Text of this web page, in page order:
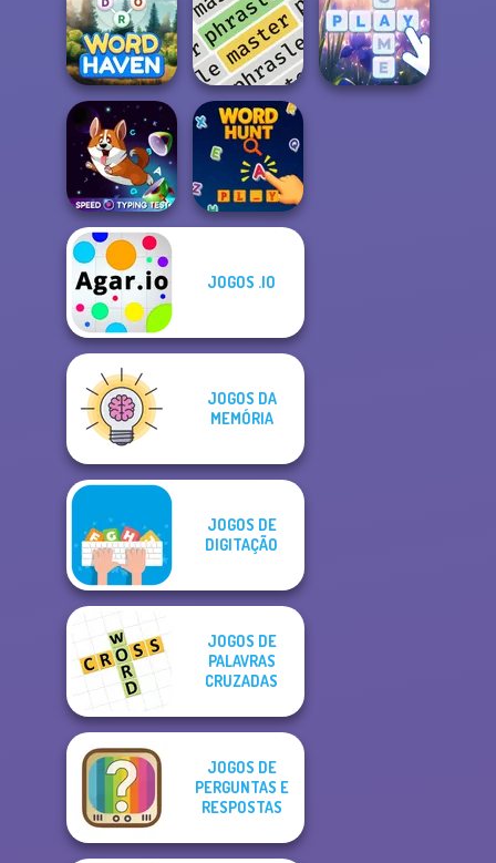
Image
Crossword
Word Scramble:
Family Tales
Circus Words
Word Haven Phrasle Master
Speed Typing
Test
JOGOS .IO
JOGOS DA
MEMÓRIA
JOGOS DE
DIGITAÇÃO
JOGOS DE
PALAVRAS
CRUZADAS
JOGOS DE
PERGUNTAS E
RESPOSTAS